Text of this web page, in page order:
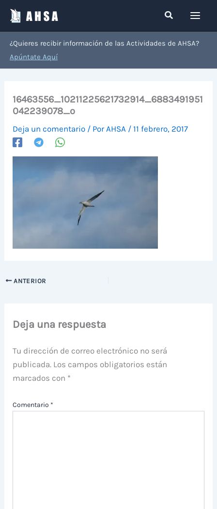
contenido
Buscar
¿Quieres recibir información de las Actividades de AHSA?
Apúntate Aquí
16463556_10211225621732914_6883491951
042239078_o
Deja un comentario / Por AHSA /11 febrero, 2017
ANTERIOR
Deja una respuesta
Tu dirección de correo electrónico no será
publicada. Los campos obligatorios están
marcados con *
Comentario *